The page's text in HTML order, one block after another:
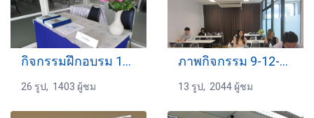
กิจกรรมฝึกอบรม 19-10-2562
26 รูป, 1403 ผู้ชม
ภาพกิจกรรม 9-12-2559
13 รูป, 2044 ผู้ชม